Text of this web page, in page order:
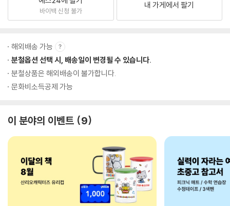
바이백 신청 불가
내 가게에서 팔기
해외배송 가능
분철옵션 선택 시, 배송일이 변경될 수 있습니다.
분철상품은 해외배송이 불가합니다.
문화비소득공제 가능
이 분야의 이벤트 9